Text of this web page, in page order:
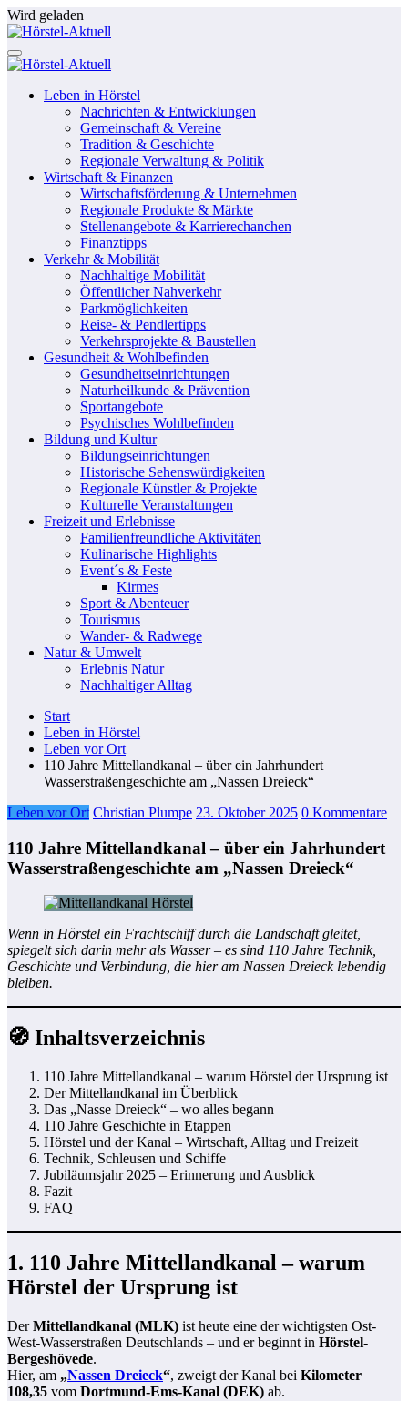
Zum
Inhalt
springen
Wird geladen
Leben in Hörstel
Nachrichten & Entwicklungen
Gemeinschaft & Vereine
Tradition & Geschichte
Regionale Verwaltung & Politik
Wirtschaft & Finanzen
Wirtschaftsförderung & Unternehmen
Regionale Produkte & Märkte
Stellenangebote & Karrierechanchen
Finanztipps
Verkehr & Mobilität
Nachhaltige Mobilität
Öffentlicher Nahverkehr
Parkmöglichkeiten
Reise- & Pendlertipps
Verkehrsprojekte & Baustellen
Gesundheit & Wohlbefinden
Gesundheitseinrichtungen
Naturheilkunde & Prävention
Sportangebote
Psychisches Wohlbefinden
Bildung und Kultur
Bildungseinrichtungen
Historische Sehenswürdigkeiten
Regionale Künstler & Projekte
Kulturelle Veranstaltungen
Freizeit und Erlebnisse
Familienfreundliche Aktivitäten
Kulinarische Highlights
Event´s & Feste
Kirmes
Sport & Abenteuer
Tourismus
Wander- & Radwege
Natur & Umwelt
Erlebnis Natur
Nachhaltiger Alltag
Start
Leben in Hörstel
Leben vor Ort
110 Jahre Mittellandkanal – über ein Jahrhundert
Wasserstraßengeschichte am „Nassen Dreieck“
Leben vor Ort Christian Plumpe 23. Oktober 2025 0 Kommentare
110 Jahre Mittellandkanal – über ein Jahrhundert
Wasserstraßengeschichte am „Nassen Dreieck“
Wenn in Hörstel ein Frachtschiff durch die Landschaft gleitet,
spiegelt sich darin mehr als Wasser – es sind 110 Jahre Technik,
Geschichte und Verbindung, die hier am Nassen Dreieck lebendig
bleiben.
🧭 Inhaltsverzeichnis
110 Jahre Mittellandkanal – warum Hörstel der Ursprung ist
Der Mittellandkanal im Überblick
Das „Nasse Dreieck“ – wo alles begann
110 Jahre Geschichte in Etappen
Hörstel und der Kanal – Wirtschaft, Alltag und Freizeit
Technik, Schleusen und Schiffe
Jubiläumsjahr 2025 – Erinnerung und Ausblick
Fazit
FAQ
1. 110 Jahre Mittellandkanal – warum
Hörstel der Ursprung ist
DerMittellandkanal (MLK) ist heute eine der wichtigsten Ost-
West-Wasserstraßen Deutschlands – und er beginnt in Hörstel-
Bergeshövede.
Hier, am „Nassen Dreieck“, zweigt der Kanal bei Kilometer
108,35 vom Dortmund-Ems-Kanal (DEK) ab.